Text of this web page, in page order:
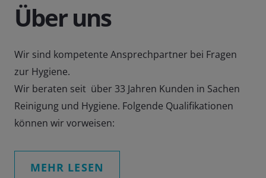
Über uns
Wir sind kompetente Ansprechpartner bei Fragen
zur Hygiene.
Wir beraten seit über 33 Jahren Kunden in Sachen
Reinigung und Hygiene. Folgende Qualifikationen
können wir vorweisen:
MEHR LESEN